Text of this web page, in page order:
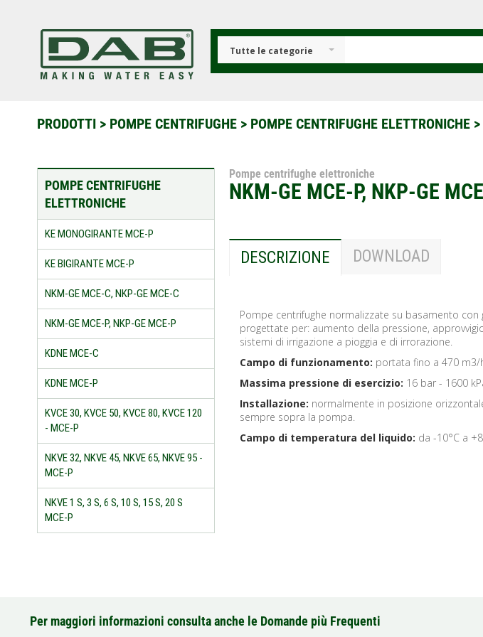
contenuto
Tutte le categorie
PRODOTTI > POMPE CENTRIFUGHE > POMPE CENTRIFUGHE ELETTRONICHE >
POMPE CENTRIFUGHE
ELETTRONICHE
KE MONOGIRANTE MCE-P
KE BIGIRANTE MCE-P
NKM-GE MCE-C, NKP-GE MCE-C
NKM-GE MCE-P, NKP-GE MCE-P
KDNE MCE-C
KDNE MCE-P
KVCE 30, KVCE 50, KVCE 80, KVCE 120
- MCE-P
NKVE 32, NKVE 45, NKVE 65, NKVE 95 -
MCE-P
NKVE 1 S, 3 S, 6 S, 10 S, 15 S, 20 S
MCE-P
Pompe centrifughe elettroniche
NKM-GE MCE-P, NKP-GE
DESCRIZIONE DOWNLOAD
Pompe centrifughe normalizzate su basamento
progettate per: aumento della pressione,
sistemi di irrigazione a pioggia e di irrorazione.
Campo di funzionamento: portata fino a 470 m3/
Massima pressione di esercizio: 16 bar - 1600
Installazione: normalmente in posizione
sempre sopra la pompa.
Campo di temperatura del liquido: da -10°C a
Per maggiori informazioni consulta anche le Domande più Frequenti